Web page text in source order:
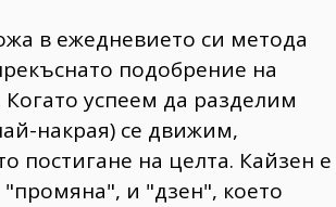
в ежедневието си метода
подобрение на
успеем да разделим
накрая) се движим,
постигане на целта. Кайзен е
"промяна", и "дзен", което